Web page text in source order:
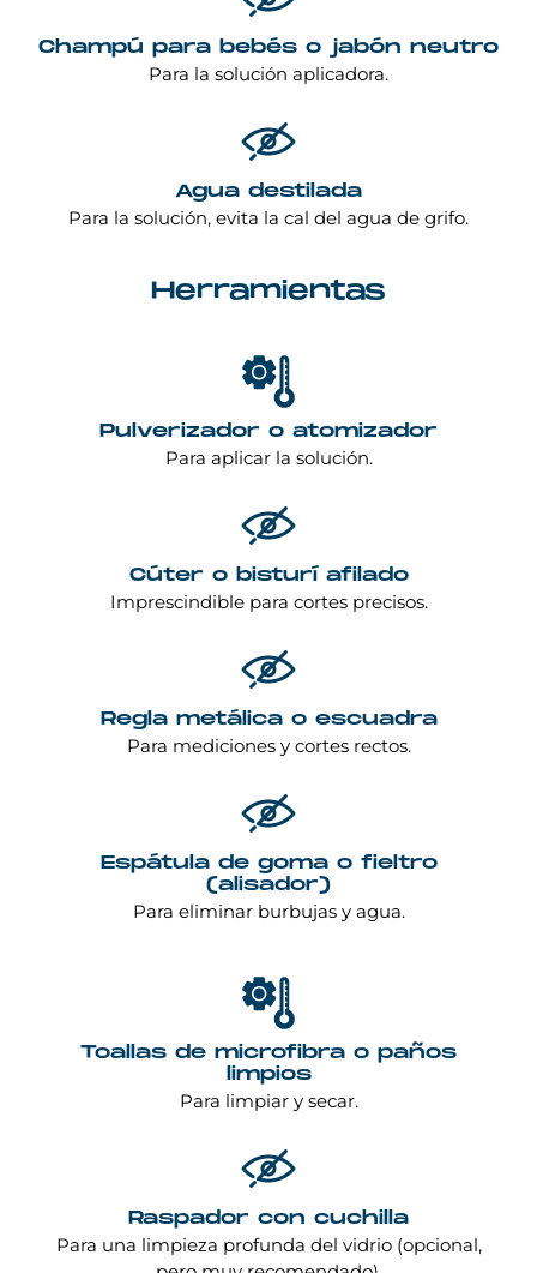
Champú para bebés o jabón neutro
Para la solución aplicadora.
Agua destilada
Para la solución, evita la cal del agua de grifo.
Herramientas
Pulverizador o atomizador
Para aplicar la solución.
Cúter o bisturí afilado
Imprescindible para cortes precisos.
Regla metálica o escuadra
Para mediciones y cortes rectos.
Espátula de goma o fieltro
(alisador)
Para eliminar burbujas y agua.
Toallas de microfibra o paños
limpios
Para limpiar y secar.
Raspador con cuchilla
Para una limpieza profunda del vidrio (opcional,